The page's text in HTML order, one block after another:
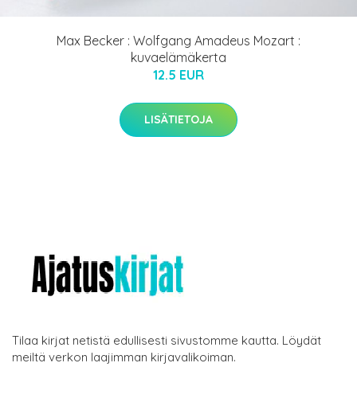
Max Becker : Wolfgang Amadeus Mozart :
kuvaelämäkerta
12.5 EUR
LISÄTIETOJA
Tilaa kirjat netistä edullisesti sivustomme kautta. Löydät
meiltä verkon laajimman kirjavalikoiman.